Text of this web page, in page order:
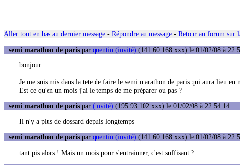
Aller tout en bas au dernier message - Répondre au message - Retour au forum sur
semi marathon de paris par quentin (invité) (141.60.168.xxx) le 01/02/08 à
bonjour
Je me suis mis dans la tete de faire le semi marathon de paris qui aura lieu
Est ce qu'en un mois j'ai le temps de me préparer ou pas ?
semi marathon de paris par (invité) (195.93.102.xxx) le 01/02/08 à 22:54:14
Il n'y a plus de dossard depuis longtemps
semi marathon de paris par quentin (invité) (141.60.168.xxx) le 01/02/08 à
tant pis alors ! Mais un mois pour s'entrainner, c'est suffisant ?